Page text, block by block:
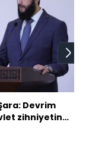
Devrim
zihniyetine